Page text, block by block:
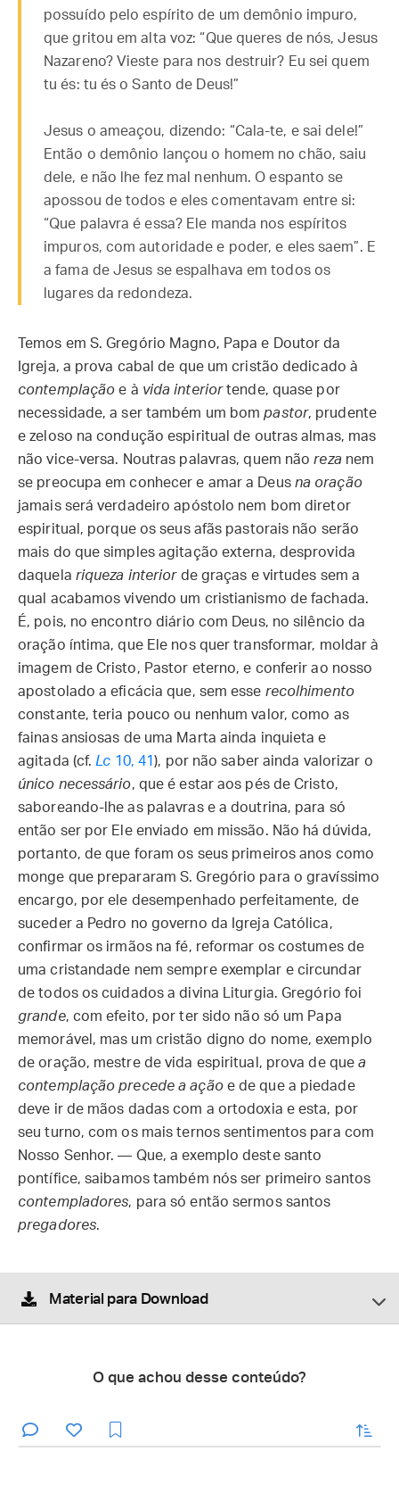
possuído pelo espírito de um demônio impuro,
que gritou em alta voz: “Que queres de nós, Jesus
Nazareno? Vieste para nos destruir? Eu sei quem
tu és: tu és o Santo de Deus!”
Jesus o ameaçou, dizendo: “Cala-te, e sai dele!”
Então o demônio lançou o homem no chão, saiu
dele, e não lhe fez mal nenhum. O espanto se
apossou de todos e eles comentavam entre si:
“Que palavra é essa? Ele manda nos espíritos
impuros, com autoridade e poder, e eles saem”. E
a fama de Jesus se espalhava em todos os
lugares da redondeza.
Temos em S. Gregório Magno, Papa e Doutor da
Igreja, a prova cabal de que um cristão dedicado à
contemplação e à vida interiortende, quase por
necessidade, a ser também um bompastor, prudente
e zeloso na condução espiritual de outras almas, mas
não vice-versa. Noutras palavras, quem nãorezanem
se preocupa em conhecer e amar a Deus na oração
jamais será verdadeiro apóstolo nem bom diretor
espiritual, porque os seus afãs pastorais não serão
mais do que simples agitação externa, desprovida
daquela riqueza interiorde graças e virtudes sem a
qual acabamos vivendo um cristianismo de fachada.
É, pois, no encontro diário com Deus, no silêncio da
oração íntima, que Ele nos quer transformar, moldar à
imagem de Cristo, Pastor eterno, e conferir ao nosso
apostolado a eficácia que, sem esse recolhimento
constante, teria pouco ou nenhum valor, como as
fainas ansiosas de uma Marta ainda inquieta e
agitada (cf. Lc 10, 41), por não saber ainda valorizar o
único necessário, que é estar aos pés de Cristo,
saboreando-lhe as palavras e a doutrina, para só
então ser por Ele enviado em missão. Não há dúvida,
portanto, de que foram os seus primeiros anos como
monge que prepararam S. Gregório para o gravíssimo
encargo, por ele desempenhado perfeitamente, de
suceder a Pedro no governo da Igreja Católica,
confirmar os irmãos na fé, reformar os costumes de
uma cristandade nem sempre exemplar e circundar
de todos os cuidados a divina Liturgia. Gregório foi
grande, com efeito, por ter sido não só um Papa
memorável, mas um cristão digno do nome, exemplo
de oração, mestre de vida espiritual, prova de quea
contemplação precede a açãoe de que a piedade
deve ir de mãos dadas com a ortodoxia e esta, por
seu turno, com os mais ternos sentimentos para com
Nosso Senhor. — Que, a exemplo deste santo
pontífice, saibamos também nós ser primeiro santos
contempladores, para só então sermos santos
pregadores.
Material para Download
O que achou desse conteúdo?
enviar